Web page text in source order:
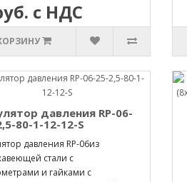
с НДС
давления RP-06-
80-1-12-12-S
давления RP-06из
стали с
и гайками с